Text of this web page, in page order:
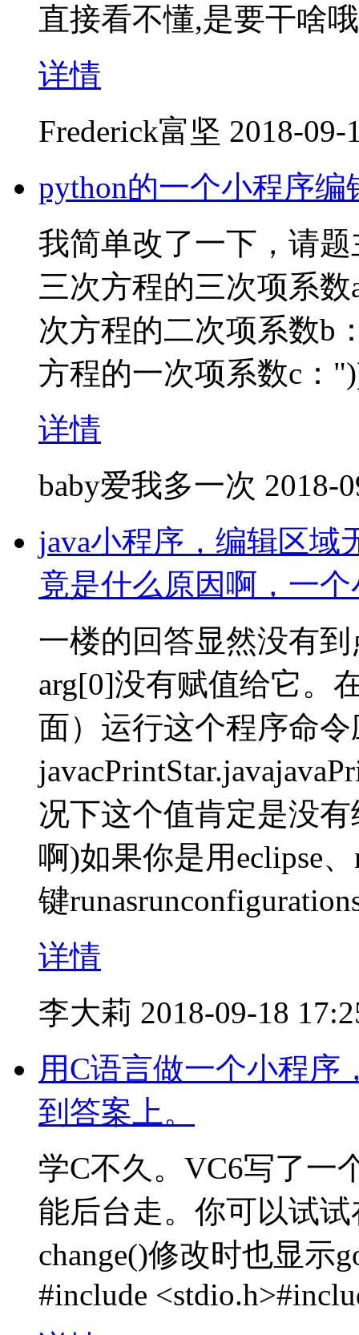
直接看不懂,是要干啥哦
详情
Frederick富坚 2018-09-
python的一个小程序
我简单改了一下，请
三次方程的三次项系
次方程的二次项系数b
方程的一次项系数c：
详情
baby爱我多一次 2018-
java小程序，编辑区域
竟是什么原因啊，一
一楼的回答显然没有
arg[0]没有赋值给它。
面）运行这个程序命
况下这个值肯定是没
啊)如果你是用eclipse
键
详情
李大莉 2018-09-18
用C语言做一个小程序
到答案上。
学C不久。VC6写了一
能后台走。你可以试试
change()修改时也显示
#include